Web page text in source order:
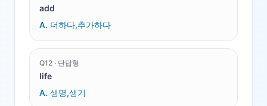
add
A. 더하다,추가하다
Q12 · 단답형
life
A. 생명,생기